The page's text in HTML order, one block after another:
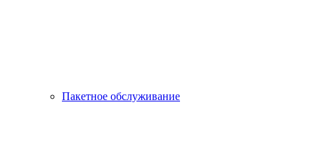
Пакетное обслуживание